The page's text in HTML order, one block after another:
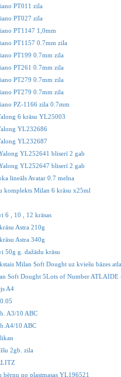
PT011 zila
PT027 zila
PT1147 1,0mm
PT1157 0.7mm zila
PT199 0.7mm zila
PT261 0.7mm zila
PT279 0.7mm zila
PT279 0.7mm zila
PZ-1166 zila 0.7mm
6 krāsu YL25003
YL232686
YL232687
YL252641 bliserī 2 gab
YL252647 bliserī 2 gab
lineāls Avatar 0.7 melna
komplekts Milan 6 krāsu x25ml
6 , 10 , 12 krāsas
Astra 210g
Astra 340g
50g g. dažādu krāsu
Milan Soft Dought uz kviešu bāzes
Soft Dought 5Lots of Number ATLAIDE
A4
A3/10 ABC
10 ABC
2gb. zila
bērnu no plastmasas YL196521